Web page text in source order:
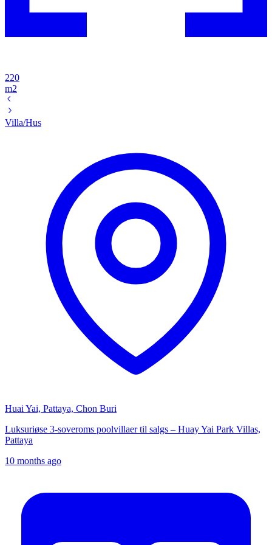
220
m2
Villa/Hus
Huai Yai, Pattaya, Chon Buri
Luksuriøse 3-soveroms poolvillaer til salgs – Huay Yai Park Villas,
Pattaya
10 months ago